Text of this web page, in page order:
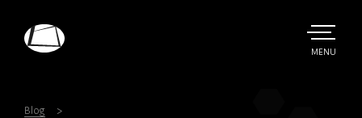
TOGGLE
MENU
Blog